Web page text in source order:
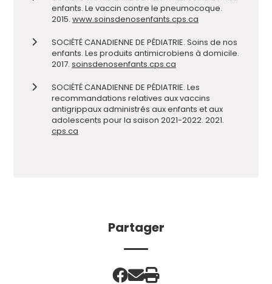
enfants. Le vaccin contre le pneumocoque.
2015. www.soinsdenosenfants.cps.ca
SOCIÉTÉ CANADIENNE DE PÉDIATRIE. Soins de nos
enfants. Les produits antimicrobiens à domicile.
2017. soinsdenosenfants.cps.ca
SOCIÉTÉ CANADIENNE DE PÉDIATRIE. Les
recommandations relatives aux vaccins
antigrippaux administrés aux enfants et aux
adolescents pour la saison 2021-2022. 2021.
cps.ca
Partager